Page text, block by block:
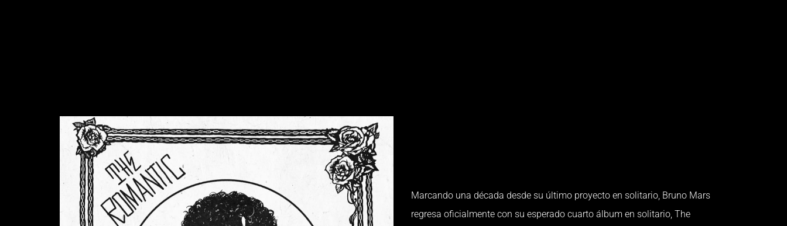
Marcando una década desde su último proyecto en solitario, Bruno Mars
regresa oficialmente con su esperado cuarto álbum en solitario, The